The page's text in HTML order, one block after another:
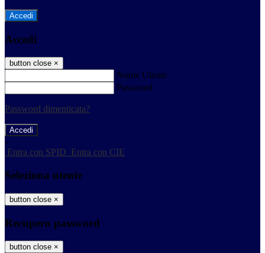
Accedi
Accedi
button close ×
Nome Utente
Password
Password dimenticata?
-
Entra con SPID Entra con CIE
Seleziona utente
button close ×
Recupero password
button close ×